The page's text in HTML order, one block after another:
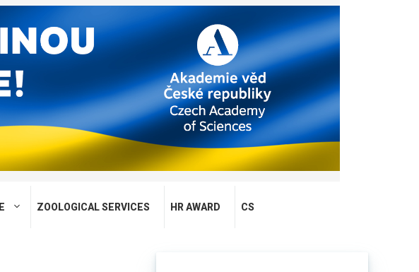
ZOOLOGICAL SERVICES HR AWARD CS